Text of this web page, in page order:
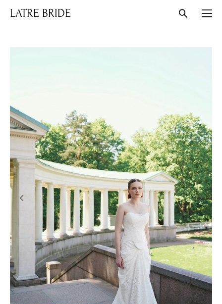
LATRE BRIDE